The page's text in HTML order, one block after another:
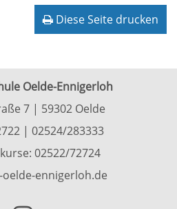
Diese Seite drucken
Oelde-Ennigerloh
7 | 59302 Oelde
| 02524/283333
02522/72724
oelde-ennigerloh.de